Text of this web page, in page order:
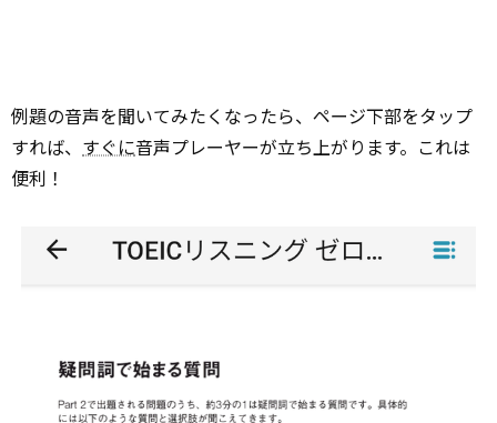
例題の音声を聞いてみたくなったら、ページ下部をタップ
すれば、 すぐに音声プレーヤーが立ち上がります。これは
便利！